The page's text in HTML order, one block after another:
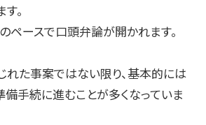
。
ペースで口頭弁論が開かれます。
れた事案ではない限り、基本的には
手続に進むことが多くなっていま